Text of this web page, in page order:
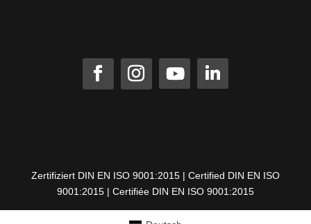
Zertifiziert DIN EN ISO 9001:2015 | Certified DIN EN ISO
9001:2015 | Certifiée DIN EN ISO 9001:2015